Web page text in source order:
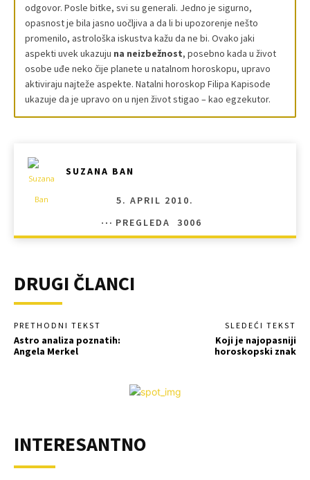
odgovor. Posle bitke, svi su generali. Jedno je sigurno,
opasnost je bila jasno uočljiva a da li bi upozorenje nešto
promenilo, astrološka iskustva kažu da ne bi. Ovako jaki
aspekti uvek ukazuju na neizbežnost, posebno kada u život
osobe uđe neko čije planete u natalnom horoskopu, upravo
aktiviraju najteže aspekte. Natalni horoskop Filipa Kapisode
ukazuje da je upravo on u njen život stigao – kao egzekutor.
SUZANA BAN
5. APRIL 2010.
PREGLEDA
3006
DRUGI ČLANCI
PRETHODNI TEKST
Astro analiza poznatih:
Angela Merkel
SLEDEĆI TEKST
Koji je najopasniji
horoskopski znak
INTERESANTNO